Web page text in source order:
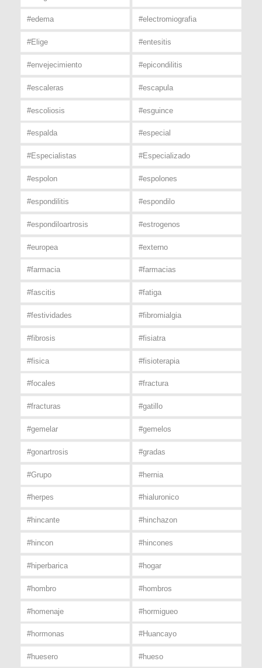
#edema #electromiografia
#Elige #entesitis
#envejecimiento #epicondilitis
#escaleras #escapula
#escoliosis #esguince
#espalda #especial
#Especialistas #Especializado
#espolon #espolones
#espondilitis #espondilo
#espondiloartrosis #estrogenos
#europea #externo
#farmacia #farmacias
#fascitis #fatiga
#festividades #fibromialgia
#fibrosis #fisiatra
#fisica #fisioterapia
#focales #fractura
#fracturas #gatillo
#gemelar #gemelos
#gonartrosis #gradas
#Grupo #hernia
#herpes #hialuronico
#hincante #hinchazon
#hincon #hincones
#hiperbarica #hogar
#hombro #hombros
#homenaje #hormigueo
#hormonas #Huancayo
#huesero #hueso